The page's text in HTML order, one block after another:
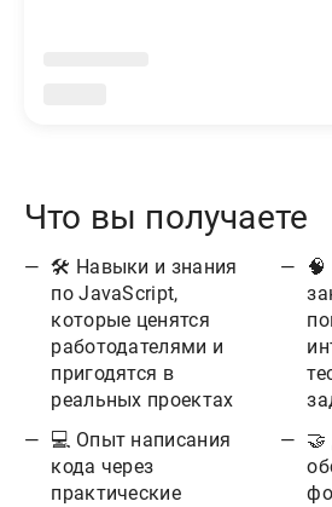
Что вы получаете
🛠 Навыки и знания
по JavaScript,
которые ценятся
работодателями и
пригодятся в
реальных проектах
💻 Опыт написания
кода через
практические
🤝